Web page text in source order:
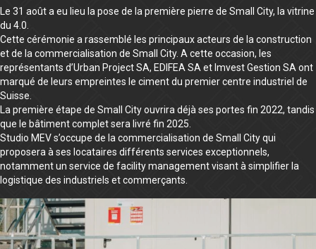
Le 31 août a eu lieu la pose de la première pierre de Small City, la vitrine
du 4.0.
Cette cérémonie a rassemblé les principaux acteurs de la construction
et de la commercialisation de Small City. A cette occasion, les
représentants d’Urban Project SA, EDIFEA SA et Imvest Gestion SA ont
marqué de leurs empreintes le ciment du premier centre industriel de
Suisse.
La première étape de Small City ouvrira déjà ses portes fin 2022, tandis
que le bâtiment complet sera livré fin 2025.
Studio MEV s’occupe de la commercialisation de Small City qui
proposera à ses locataires différents services exceptionnels,
notamment un service de facility management visant à simplifier la
logistique des industriels et commerçants.